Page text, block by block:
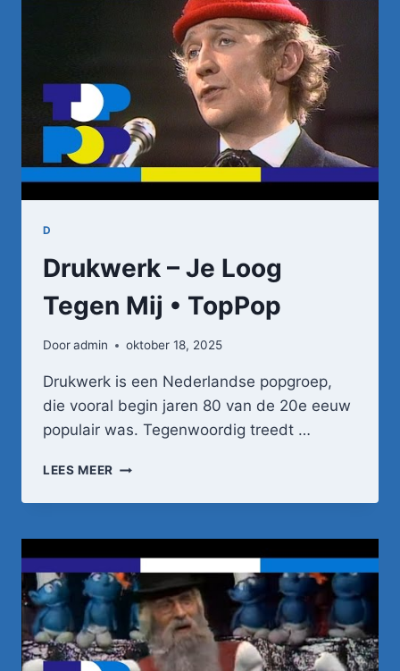
D
Drukwerk – Je Loog
Tegen Mij • TopPop
Dooradmin oktober 18, 2025
Drukwerk is een Nederlandse popgroep,
die vooral begin jaren 80 van de 20e eeuw
populair was. Tegenwoordig treedt …
LEES MEER DRUKWERK
JE
TEGEN
MIJ
•
TOPPOP